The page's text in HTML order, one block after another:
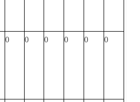
0 0 0 0 0 0